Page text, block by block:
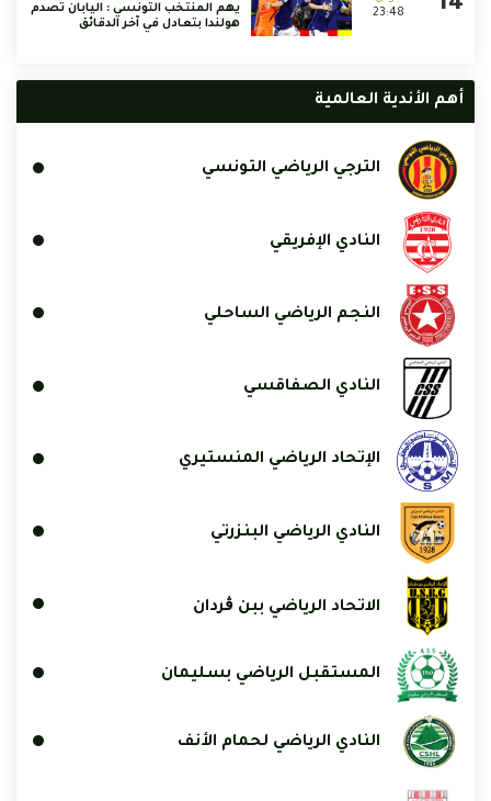
23:48
يهم المنتخب التونسي : اليابان تصدم
هولندا بتعادل في آخر الدقائق
أهم الأندية العالمية
الترجي الرياضي التونسي
النادي الإفريقي
النجم الرياضي الساحلي
النادي الصفاقسي
الإتحاد الرياضي المنستيري
النادي الرياضي البنزرتي
الاتحاد الرياضي ببن ڨردان
المستقبل الرياضي بسليمان
النادي الرياضي لحمام الأنف